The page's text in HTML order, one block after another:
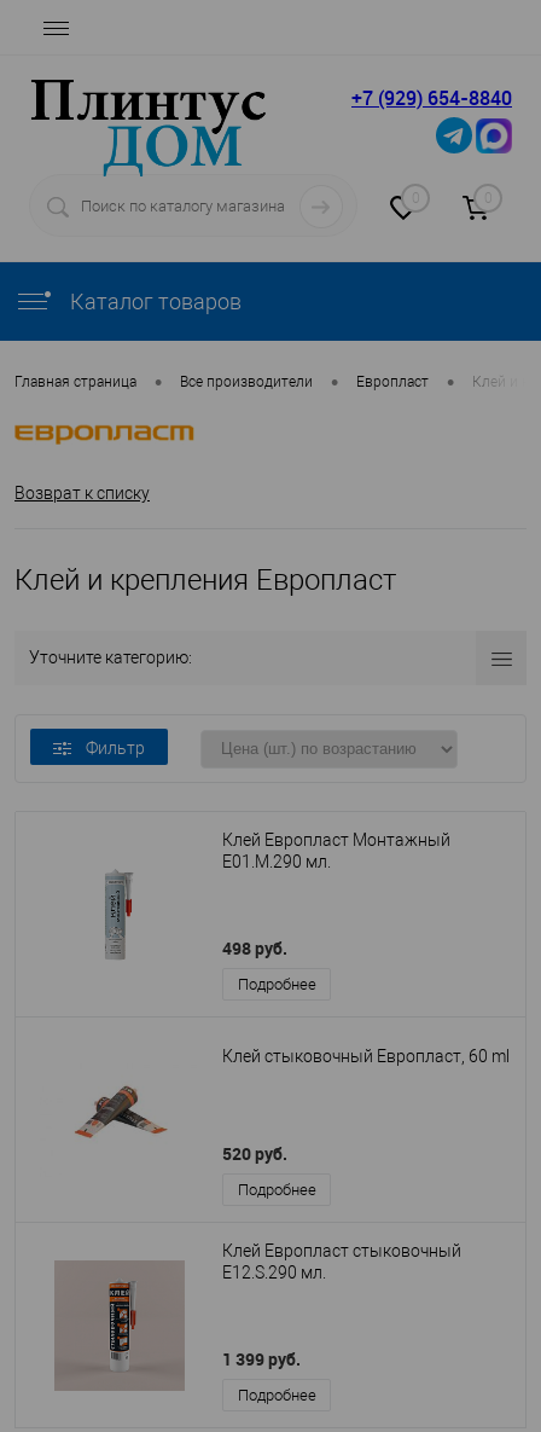
+7 (929) 654-8840
0 0
Каталог товаров
Главная страница • Все производители • Европласт • Клей и
Возврат к списку
Клей и крепления Европласт
Уточните категорию:
Фильтр
Клей Европласт Монтажный
E01.M.290 мл.
498 руб.
Подробнее
Клей стыковочный Европласт, 60 ml
520 руб.
Подробнее
Клей Европласт стыковочный
E12.S.290 мл.
1 399 руб.
Подробнее